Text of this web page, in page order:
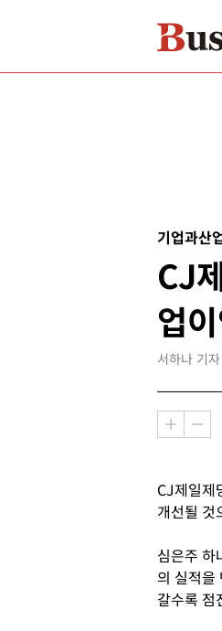
기업과산
CJ
업
서하나 기
CJ제일제
개선될 것
심은주 하
의 실적을
갈수록 점